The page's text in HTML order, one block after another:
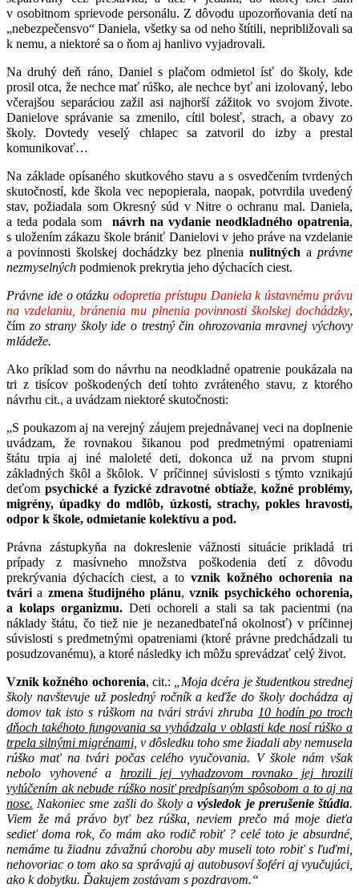
v osobitnom sprievode personálu. Z dôvodu upozorňovania detí na
„nebezpečensvo“ Daniela, všetky sa od neho štítili, nepribližovali sa
k nemu, a niektoré sa o ňom aj hanlivo vyjadrovali.
Na druhý deň ráno, Daniel s plačom odmietol ísť do školy, kde
prosil otca, že nechce mať rúško, ale nechce byť ani izolovaný, lebo
včerajšou separáciou zažil asi najhorší zážitok vo svojom živote.
Danielove správanie sa zmenilo, cítil bolesť, strach, a obavy zo
školy. Dovtedy veselý chlapec sa zatvoril do izby a prestal
komunikovať…
Na základe opísaného skutkového stavu a s osvedčením tvrdených
skutočností, kde škola vec nepopierala, naopak, potvrdila uvedený
stav, požiadala som Okresný súd v Nitre o ochranu mal. Daniela,
a teda podala som návrh na vydanie neodkladného opatrenia,
s uložením zákazu škole brániť Danielovi v jeho práve na vzdelanie
a povinnosti školskej dochádzky bez plnenia nulitných a právne
nezmyselných podmienok prekrytia jeho dýchacích ciest.
Právne ide o otázkuodopretia prístupu Daniela k ústavnému právu
na vzdelaniu, bránenia mu plnenia povinnosti školskej dochádzky,
čím zo strany školy ide o trestný čin ohrozovania mravnej výchovy
mládeže.
Ako príklad som do návrhu na neodkladné opatrenie poukázala na
tri z tisícov poškodených detí tohto zvráteného stavu, z ktorého
návrhu cit., a uvádzam niektoré skutočnosti:
„S poukazom aj na verejný záujem prejednávanej veci na doplnenie
uvádzam, že rovnakou šikanou pod predmetnými opatreniami
štátu trpia aj iné maloleté deti, dokonca už na prvom stupni
základných škôl a škôlok. V príčinnej súvislosti s týmto vznikajú
deťom psychické a fyzické zdravotné obtiaže,kožné problémy,
migrény, úpadky do mdlôb, úzkosti, strachy, pokles hravosti,
odpor k škole, odmietanie kolektívu a pod.
Právna zástupkyňa na dokreslenie vážnosti situácie prikladá tri
prípady z masívneho množstva poškodenia detí z dôvodu
prekrývania dýchacích ciest, a to vznik kožného ochorenia na
tvári a zmena študijného plánu,vznik psychického ochorenia,
a kolaps organizmu. Deti ochoreli a stali sa tak pacientmi (na
náklady štátu, čo tiež nie je nezanedbateľná okolnosť) v príčinnej
súvislosti s predmetnými opatreniami (ktoré právne predchádzali tu
posudzovanému), a ktoré následky ich môžu sprevádzať celý život.
Vznik kožného ochorenia, cit.:
„Moja dcéra je študentkou strednej
školy navštevuje už posledný ročník a keďže do školy dochádza aj
domov tak isto s rúškom na tvári strávi zhruba 10 hodín po troch
dňoch takéhoto fungovania sa vyhádzala v oblasti kde nosí rúško a
trpela silnými migrénami, v dôsledku toho sme žiadali aby nemusela
rúško mať na tvári počas celého vyučovania. V škole nám však
nebolo vyhovené a hrozili jej vyhadzovom rovnako jej hrozili
vylúčením ak nebude rúško nosiť predpísaným spôsobom a to aj na
nose. Nakoniec sme zašli do školy avýsledok je prerušenie štúdia.
Viem že má právo byť bez rúška, neviem prečo má moje dieťa
sedieť doma rok, čo mám ako rodič robiť ? celé toto je absurdné,
nemáme tu žiadnu závažnú chorobu aby museli toto robiť s ľuďmi,
nehovoriac o tom ako sa správajú aj autobusoví šoféri aj vyučujúci,
ako k dobytku. Ďakujem zostávam s pozdravom.“